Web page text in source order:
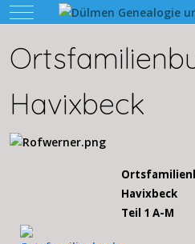
Mobile Menu Toggle
Havixbeck
Havixbeck
Teil 1 A-M